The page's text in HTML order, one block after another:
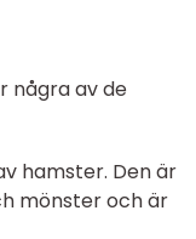
några av de
hamster. Den är
mönster och är